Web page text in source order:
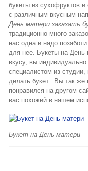
Фото работ
Контакты
букеты из сухофруктов
с различным вкусным
День матери заказать
традиционно много
нас одна и надо
для нее. Букеты на День
вкусу, вы
специалистом из
делать букет. Вы так же
понравился на другом
вас похожий в нашем
Букет на День матери